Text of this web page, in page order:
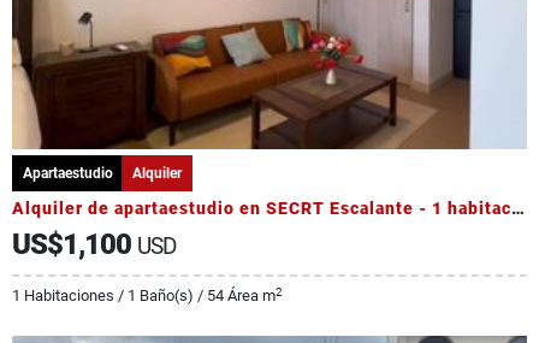
Apartaestudio Alquiler
Alquiler de apartaestudio en SECRT Escalante - 1 habitación
US$1,100 USD
1 Habitaciones / 1 Baño(s) / 54 Área m2